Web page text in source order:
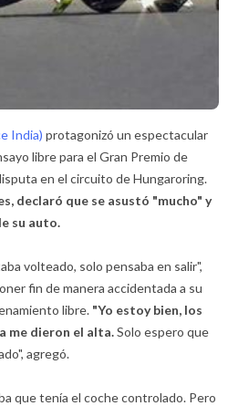
India) protagonizó un espectacular
libre para el Gran Premio de
en el circuito de Hungaroring.
declaró que se asustó "mucho" y
su auto.
volteado, solo pensaba en salir",
fin de manera accidentada a su
libre. "Yo estoy bien, los
me dieron el alta.Solo espero que
agregó.
que tenía el coche controlado. Pero